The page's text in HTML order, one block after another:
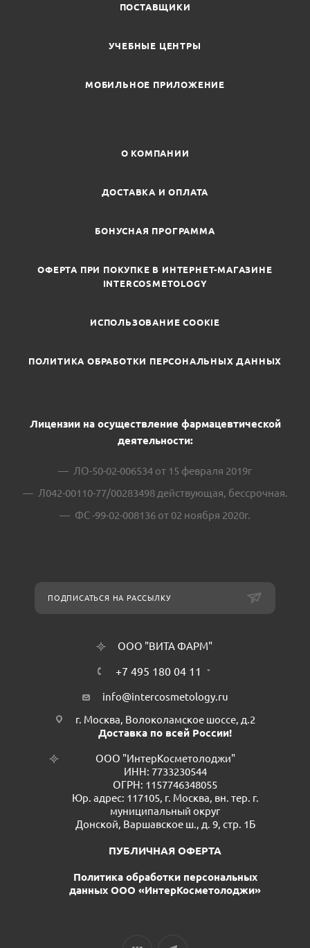
ПОСТАВЩИКИ
УЧЕБНЫЕ ЦЕНТРЫ
МОБИЛЬНОЕ ПРИЛОЖЕНИЕ
О КОМПАНИИ
ДОСТАВКА И ОПЛАТА
БОНУСНАЯ ПРОГРАММА
ОФЕРТА ПРИ ПОКУПКЕ В ИНТЕРНЕТ-МАГАЗИНЕ
INTERCOSMETOLOGY
ИСПОЛЬЗОВАНИЕ COOKIE
ПОЛИТИКА ОБРАБОТКИ ПЕРСОНАЛЬНЫХ ДАННЫХ
Лицензии на осуществление фармацевтической
деятельности:
ЛО-50-02-006534 от 15 февраля 2019г
Л042-00110-77/00283498 действующая, бессрочная.
ФС -99-02-008136 от 02 ноября 2020г.
ПОДПИСАТЬСЯ НА РАССЫЛКУ
ООО "ВИТА ФАРМ"
+7 495 180 04 11
info@intercosmetology.ru
г. Москва, Волоколамское шоссе, д.2
Доставка по всей России!
ООО "ИнтерКосметолоджи"
ИНН: 7733230544
ОГРН: 1157746348055
Юр. адрес: 117105, г. Москва, вн. тер. г.
муниципальный округ
Донской, Варшавское ш., д. 9, стр. 1Б
ПУБЛИЧНАЯ ОФЕРТА
Политика обработки персональных
данных ООО «ИнтерКосметолоджи»